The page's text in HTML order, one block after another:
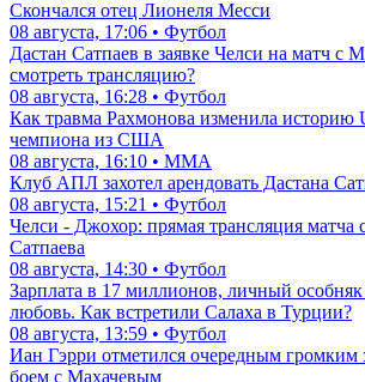
Скончался отец Лионеля Месси
08 августа, 17:06 • Футбол
Дастан Сатпаев в заявке Челси на матч с
смотреть трансляцию?
08 августа, 16:28 • Футбол
Как травма Рахмонова изменила
чемпиона из США
08 августа, 16:10 • ММА
Клуб АПЛ захотел арендовать Дастана
08 августа, 15:21 • Футбол
Челси - Джохор: прямая трансляция матча
Сатпаева
08 августа, 14:30 • Футбол
Зарплата в 17 миллионов, личный особняк
любовь. Как встретили Салаха в Турции?
08 августа, 13:59 • Футбол
Иан Гэрри отметился очередным громким
боем с Махачевым